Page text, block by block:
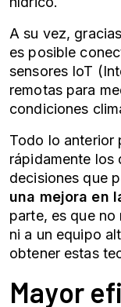
A su vez,
es posible
sensores IoT
remotas para
condiciones
Todo lo anterior
rápidamente los
decisiones que
una mejora en
parte, es que no
ni a un equipo
obtener estas
Mayor